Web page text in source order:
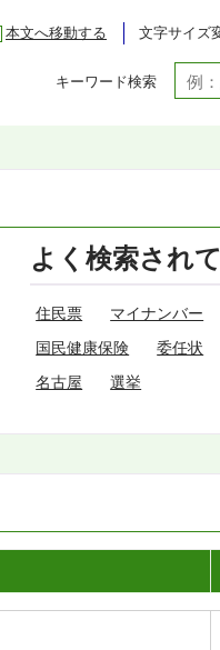
本文へ移動する 文字サイズ
キーワード検索
よく検索され
住民票 マイナンバー
国民健康保険
委任状
名古屋
選挙